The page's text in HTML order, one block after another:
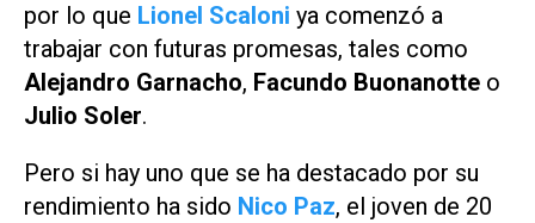
por lo que Lionel Scaloni ya comenzó a
trabajar con futuras promesas, tales como
Alejandro Garnacho, Facundo Buonanotte o
Julio Soler.
Pero si hay uno que se ha destacado por su
rendimiento ha sido Nico Paz, el joven de 20